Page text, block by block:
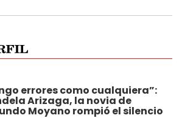
errores como cualquiera”:
Arizaga, la novia de
Moyano rompió el silencio